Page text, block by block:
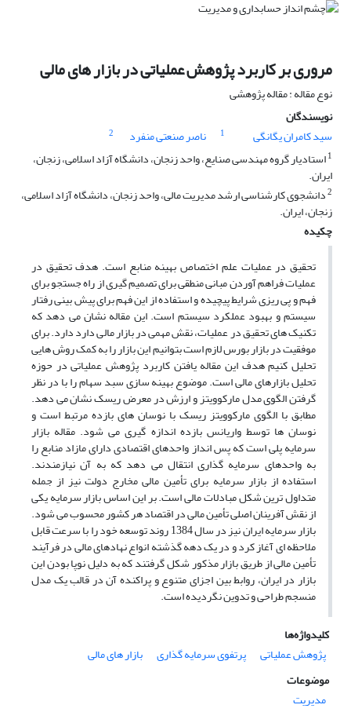
مروری بر کاربرد پژوهش عملیاتی در بازار های مالی
نوع مقاله : مقاله پژوهشی
نویسندگان
سید کامران یگانگی
1 ناصر صنعتی منفرد
2
1استادیار گروه مهندسی صنایع، واحد زنجان، دانشگاه آزاد اسلامی، زنجان،
ایران.
2دانشجوی کارشناسی ارشد مدیریت مالی، واحد زنجان، دانشگاه آزاد اسلامی،
زنجان، ایران.
چکیده
تحقیق در عملیات علم اختصاص بهینه منابع است. هدف تحقیق در
عملیات فراهم آوردن مبانی منطقی برای تصمیم گیری از راه جستجو برای
فهم و پی ریزی شرایط پیچیده و استفاده از این فهم برای پیش بینی رفتار
سیستم و بهبود عملکرد سیستم است. این مقاله نشان می دهد که
تکنیک های تحقیق در عملیات، نقش مهمی در بازار مالی دارد دارد. برای
موفقیت در بازار بورس لازم است بتوانیم این بازار را به کمک روش هایی
تحلیل کنیم هدف این مقاله یافتن کاربرد پژوهش عملیاتی در حوزه
تحلیل بازارهای مالی است. موضوع بهینه سازی سبد سهام را با در نظر
گرفتن الگوی مدل مارکوویتز و ارزش در معرض ریسک نشان می دهد.
مطابق با الگوی مارکوویتز ریسک با نوسان های بازده مرتبط است و
نوسان ها توسط واریانس بازده اندازه گیری می شود. مقاله بازار
سرمایه پلی است که پس انداز واحدهای اقتصادی دارای مازاد منابع را
به واحدهای سرمایه گذاری انتقال می دهد که به آن نیازمندند.
استفاده از بازار سرمایه برای تأمین مالی مخارج دولت نیز از جمله
متداول ترین شکل مبادلات مالی است. بر این اساس بازار سرمایه یکی
از نقش آفرینان اصلی تأمین مالی در اقتصاد هر کشور محسوب می شود.
بازار سرمایه ایران نیز در سال 1384 روند توسعه خود را با سرعت قابل
ملاحظه ای آغاز کرد و در یک دهه گذشته انواع نهادهای مالی در فرآیند
تأمین مالی از طریق بازار مذکور شکل گرفتند که به دلیل نوپا بودن این
بازار در ایران، روابط بین اجزای متنوع و پراکنده آن در قالب یک مدل
منسجم طراحی و تدوین نگردیده است.
کلیدواژه‌ها
پژوهش عملیاتی
پرتفوی سرمایه گذاری
بازار های مالی
موضوعات
مدیریت